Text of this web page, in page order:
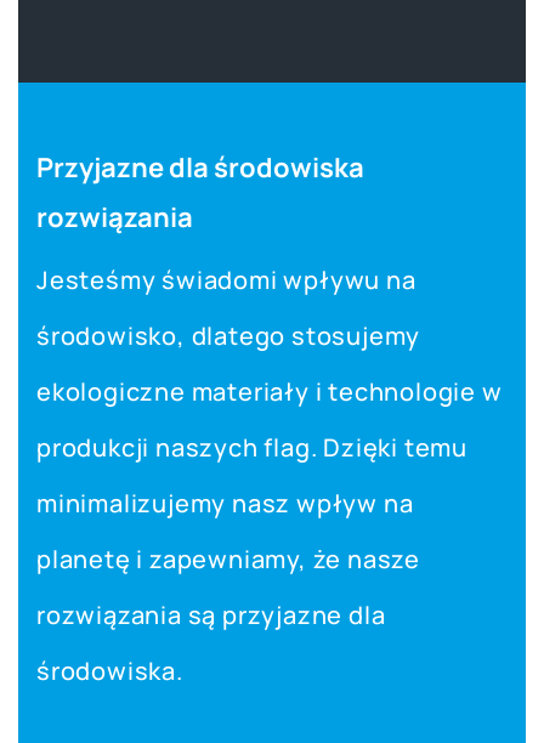
Przyjazne dla środowiska
rozwiązania
Jesteśmy świadomi wpływu na
środowisko, dlatego stosujemy
ekologiczne materiały i technologie w
produkcji naszych flag. Dzięki temu
minimalizujemy nasz wpływ na
planetę i zapewniamy, że nasze
rozwiązania są przyjazne dla
środowiska.